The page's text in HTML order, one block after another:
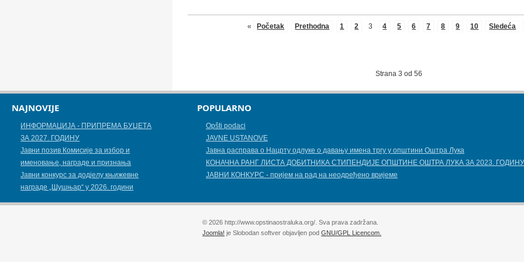
« Početak Prethodna 1 2 3 4 5 6 7 8 9 10 Sledeća
Strana 3 od 56
NAJNOVIJE
ИНФОРМАЦИЈА - ПРИПРЕМА БУЏЕТА
ЗА 2027. ГОДИНУ
Jавни позив Комисије за избор и
именовање, награде и признања
Јавни конкурс за додјелу књижевнe
наградe „Шушњар“ у 2026. години
POPULARNO
Opšti podaci
JAVNE USTANOVE
Јавна расправа о Нацрту одлуке о давању имена тргу у општини Оштра Лука
КОНАЧНА РАНГ ЛИСТА ДОБИТНИКА СТИПЕНДИЈЕ OПШТИНЕ ОШТРА ЛУКА ЗА 2023. ГОДИНУ
ЈАВНИ КОНКУРС - пријем на рад на неодређено вријеме
© 2026 http://www.opstinaostraluka.org/. Sva prava zadržana.
Joomla! je Slobodan softver objavljen podGNU/GPL Licencom.